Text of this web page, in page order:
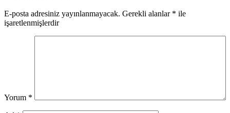
E-posta adresiniz yayınlanmayacak. Gerekli alanlar * ile
işaretlenmişlerdir
Yorum *